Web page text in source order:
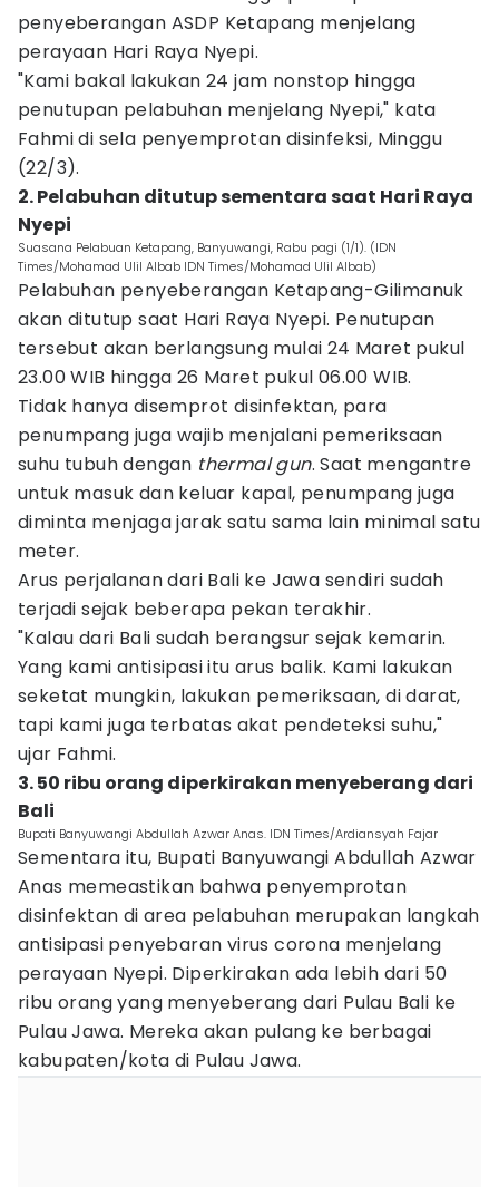
penyeberangan ASDP Ketapang menjelang
perayaan Hari Raya Nyepi.
"Kami bakal lakukan 24 jam nonstop hingga
penutupan pelabuhan menjelang Nyepi," kata
Fahmi di sela penyemprotan disinfeksi, Minggu
(22/3).
2. Pelabuhan ditutup sementara saat Hari Raya
Nyepi
Suasana Pelabuan Ketapang, Banyuwangi, Rabu pagi (1/1). (IDN
Times/Mohamad Ulil Albab IDN Times/Mohamad Ulil Albab)
Pelabuhan penyeberangan Ketapang-Gilimanuk
akan ditutup saat Hari Raya Nyepi. Penutupan
tersebut akan berlangsung mulai 24 Maret pukul
23.00 WIB hingga 26 Maret pukul 06.00 WIB.
Tidak hanya disemprot disinfektan, para
penumpang juga wajib menjalani pemeriksaan
suhu tubuh dengan thermal gun. Saat mengantre
untuk masuk dan keluar kapal, penumpang juga
diminta menjaga jarak satu sama lain minimal satu
meter.
Arus perjalanan dari Bali ke Jawa sendiri sudah
terjadi sejak beberapa pekan terakhir.
"Kalau dari Bali sudah berangsur sejak kemarin.
Yang kami antisipasi itu arus balik. Kami lakukan
seketat mungkin, lakukan pemeriksaan, di darat,
tapi kami juga terbatas akat pendeteksi suhu,"
ujar Fahmi.
3. 50 ribu orang diperkirakan menyeberang dari
Bali
Bupati Banyuwangi Abdullah Azwar Anas. IDN Times/Ardiansyah Fajar
Sementara itu, Bupati Banyuwangi Abdullah Azwar
Anas memeastikan bahwa penyemprotan
disinfektan di area pelabuhan merupakan langkah
antisipasi penyebaran virus corona menjelang
perayaan Nyepi. Diperkirakan ada lebih dari 50
ribu orang yang menyeberang dari Pulau Bali ke
Pulau Jawa. Mereka akan pulang ke berbagai
kabupaten/kota di Pulau Jawa.